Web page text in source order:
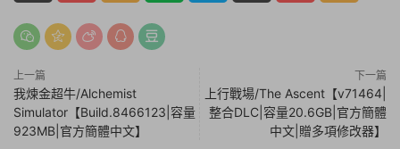
上一篇
我煉金超牛/Alchemist
Simulator【Build.8466123|容量
923MB|官方簡體中文】
下一篇
上行戰場/The Ascent【v71464|
整合DLC|容量20.6GB|官方簡體
中文|贈多項修改器】